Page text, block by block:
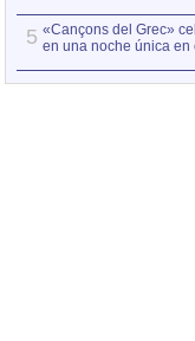
5 «Cançons del Grec»
en una noche única en